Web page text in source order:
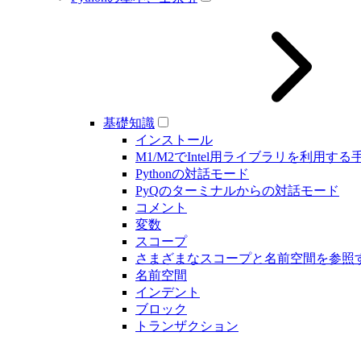
基礎知識
インストール
M1/M2でIntel用ライブラリを利用する
Pythonの対話モード
PyQのターミナルからの対話モード
コメント
変数
スコープ
さまざまなスコープと名前空間を参照
名前空間
インデント
ブロック
トランザクション